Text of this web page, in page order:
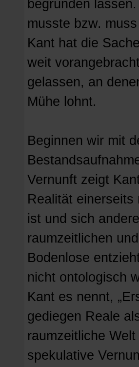
begründen
musste bzw.
Kant hat die
weit
gelassen, an
Mühe lohnt.
Beginnen wir mit
Vernunft zeigt
Realität einerseits
ist und sich
raumzeitlichen
Bodenlose
nicht ontologisch
Kant es nennt,
gediegen Reale
raumzeitliche
spekulative